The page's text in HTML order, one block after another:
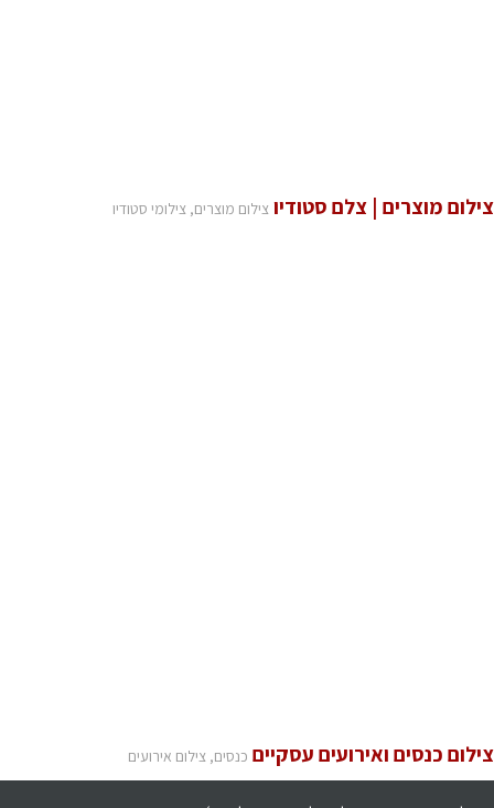
צילום מוצרים | צלם סטודיו צילום מוצרים, צילומי סטודיו
צילום כנסים ואירועים עסקיים כנסים, צילום אירועים